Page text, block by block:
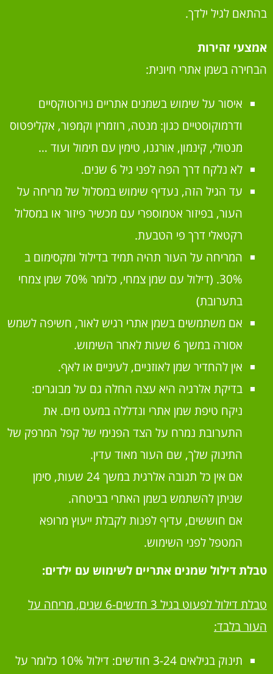
בהתאם לגיל ילדך.
אמצעי זהירות
הבחירה בשמן אתרי חיונית:
איסור על שימוש בשמנים אתריים נוירוטוקסיים
ודרמוקוסטיים כגון: מנטה, רוזמרין וקמפור, אקליפטוס
מנטולי, קינמון, אורגנו, טימין עם תימול ועוד …
לא נלקח דרך הפה לפני גיל 6 שנים.
עד הגיל הזה, נעדיף שימוש במסלול של מריחה על
העור, בפיזור אטמוספרי עם מכשיר פיזור או במסלול
רקטאלי דרך פי הטבעת.
המריחה על העור תהיה תמיד בדילול ומקסימום ב
30%. (דילול עם שמן צמחי, כלומר 70% שמן צמחי
בתערובת)
אם משתמשים בשמן אתרי רגיש לאור, חשיפה לשמש
אסורה במשך 6 שעות לאחר השימוש.
אין להחדיר שמן לאוזניים, לעיניים או לאף.
בדיקת אלרגיה היא עצה החלה גם על מבוגרים:
ניקח טיפת שמן אתרי ונדללה במעט מים. את
התערובת נמרח על הצד הפנימי של קפל המרפק של
התינוק שלך, שם העור מאוד עדין.
אם אין כל תגובה אלרגית במשך 24 שעות, סימן
שניתן להשתמש בשמן האתרי בביטחה.
אם חוששים, עדיף לפנות לקבלת ייעוץ מרופא
המטפל לפני השימוש.
טבלת דילול שמנים אתריים לשימוש עם ילדים:
טבלת דילול לפעוט בגיל 3 חדשים-6 שנים, מריחה על
העור בלבד:
תינוק בגילאים 3-24 חודשים: דילול 10% כלומר על